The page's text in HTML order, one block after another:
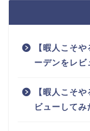
【暇人こそ
ーデンをレビ
【暇人こそ
ビューしてみ